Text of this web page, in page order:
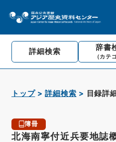
詳細検索 辞書
（カテ
トップ 詳細検索 目録詳細
簿冊
北海南寧付近兵要地誌